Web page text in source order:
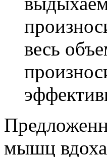
весь
мышц